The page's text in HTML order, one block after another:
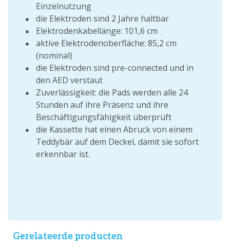
Einzelnutzung
die Elektroden sind 2 Jahre haltbar
Elektrodenkabellänge: 101,6 cm
aktive Elektrodenoberfläche: 85,2 cm
(nominal)
die Elektroden sind pre-connected und in
den AED verstaut
Zuverlässigkeit: die Pads werden alle 24
Stunden auf ihre Präsenz und ihre
Beschäftigungsfähigkeit überprüft
die Kassette hat einen Abruck von einem
Teddybär auf dem Deckel, damit sie sofort
erkennbar ist.
Gerelateerde producten